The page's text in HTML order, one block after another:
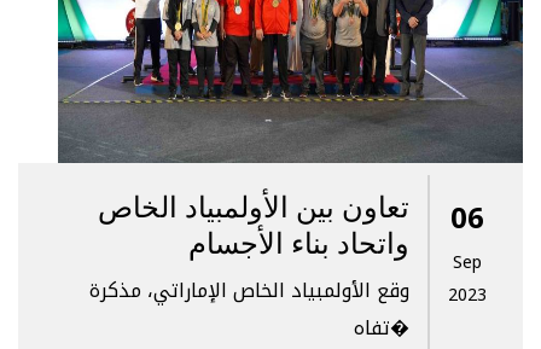
تعاون بين الأولمبياد الخاص
واتحاد بناء الأجسام
وقع الأولمبياد الخاص الإماراتي، مذكرة
تفاه�
06
Sep
2023